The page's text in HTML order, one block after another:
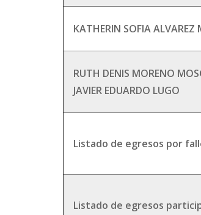
KATHERIN SOFIA ALVAREZ
RUTH DENIS MORENO
JAVIER EDUARDO LUGO
Listado de egresos por
Listado de egresos